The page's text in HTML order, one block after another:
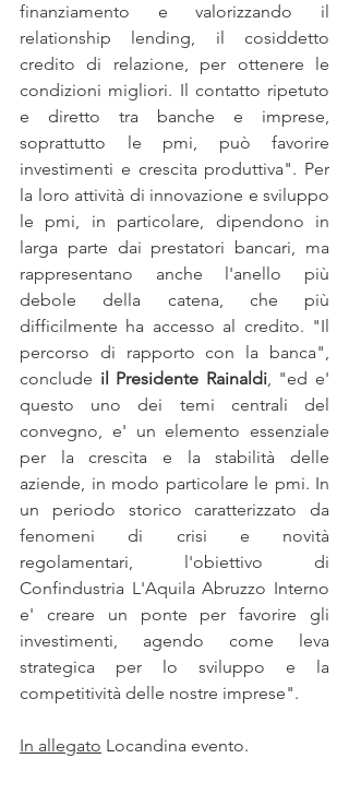
finanziamento e valorizzando il
relationship lending, il cosiddetto
credito di relazione, per ottenere le
condizioni migliori. Il contatto ripetuto
e diretto tra banche e imprese,
soprattutto le pmi, può favorire
investimenti e crescita produttiva". Per
la loro attività di innovazione e sviluppo
le pmi, in particolare, dipendono in
larga parte dai prestatori bancari, ma
rappresentano anche l'anello più
debole della catena, che più
difficilmente ha accesso al credito. "Il
percorso di rapporto con la banca",
conclude il Presidente Rainaldi, "ed e'
questo uno dei temi centrali del
convegno, e' un elemento essenziale
per la crescita e la stabilità delle
aziende, in modo particolare le pmi. In
un periodo storico caratterizzato da
fenomeni di crisi e novità
regolamentari, l'obiettivo di
Confindustria L'Aquila Abruzzo Interno
e' creare un ponte per favorire gli
investimenti, agendo come leva
strategica per lo sviluppo e la
competitività delle nostre imprese".
In allegato Locandina evento.